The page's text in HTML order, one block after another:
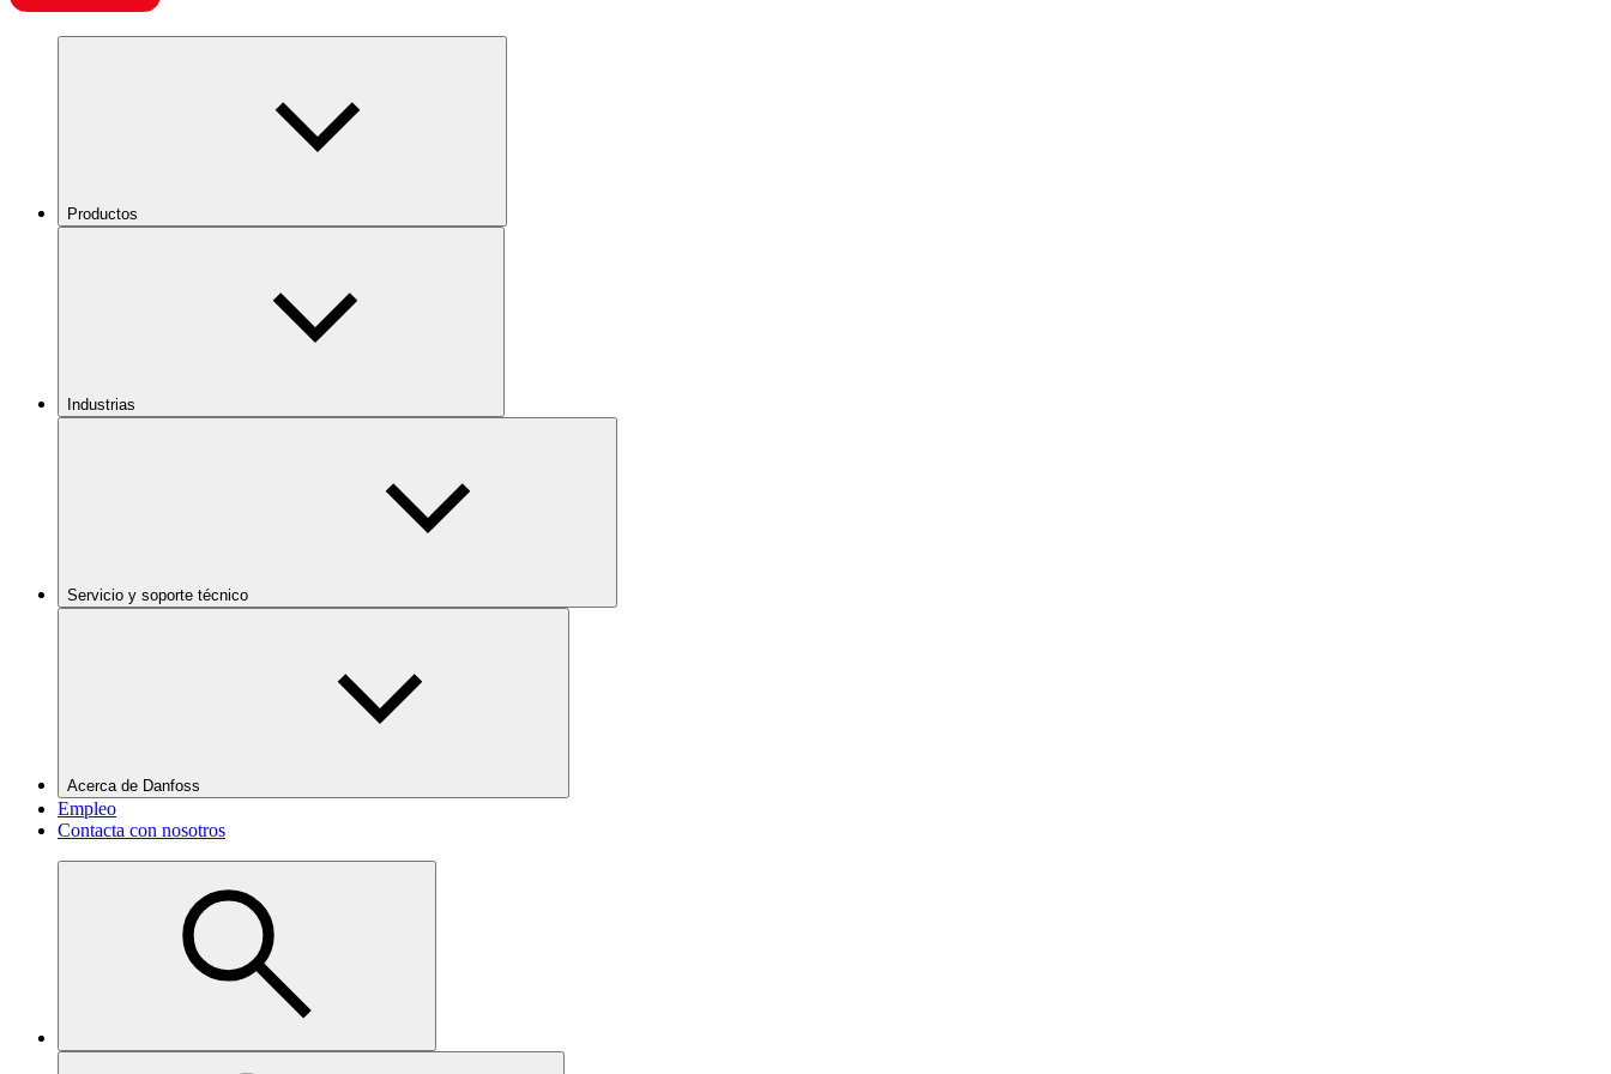
Productos
Industrias
Servicio y soporte técnico
Acerca de Danfoss
Empleo
Contacta con nosotros